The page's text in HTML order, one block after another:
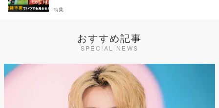
特集
おすすめ記事
SPECIAL NEWS